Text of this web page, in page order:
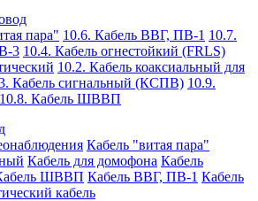
пара" 10.6. Кабель ВВГ, ПВ-1 10.7.
3 10.4. Кабель огнестойкий (FRLS)
10.2. Кабель коаксиальный для
Кабель сигнальный (КСПВ) 10.9.
10.8. Кабель ШВВП
Кабель "витая пара"
Кабель для домофона Кабель
ШВВП Кабель ВВГ, ПВ-1 Кабель
кабель